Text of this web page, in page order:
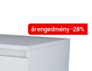
árengedmény -28%